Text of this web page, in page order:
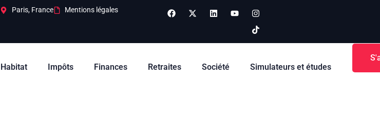
Paris, France Mentions légales
Habitat Impôts Finances Retraites Société Simulateurs et études